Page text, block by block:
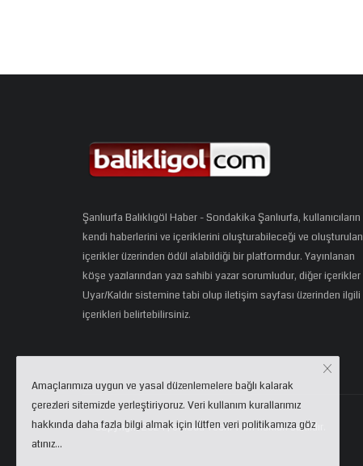
Şanlıurfa Balıklıgöl Haber - Sondakika Şanlıurfa, kullanıcıların
kendi haberlerini ve içeriklerini oluşturabileceği ve oluşturulan
içerikler üzerinden ödül alabildiği bir platformdur. Yayınlanan
köşe yazılarından yazı sahibi yazar sorumludur, diğer içerikler
Uyar/Kaldır sistemine tabi olup iletişim sayfası üzerinden ilgili
içerikleri belirtebilirsiniz.
Copyright 2024 | eCloud Tech. Tüm hakları saklıdır.
Amaçlarımıza uygun ve yasal düzenlemelere bağlı kalarak
çerezleri sitemizde yerleştiriyoruz. Veri kullanım kurallarımız
hakkında daha fazla bilgi almak için lütfen veri politikamıza göz
atınız...